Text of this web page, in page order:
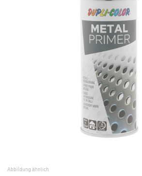
Abbildung ähnlich